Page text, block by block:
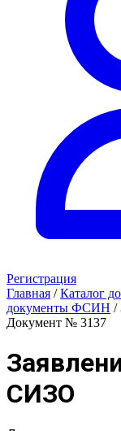
Регистрация
Главная / Каталог
документы ФСИН /
Документ № 3137
СИЗО